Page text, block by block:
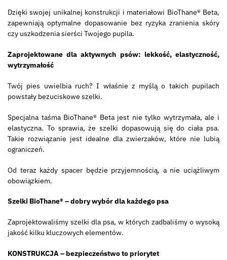
Dzięki swojej unikalnej konstrukcji i materiałowi BioThane® Beta,
zapewniają optymalne dopasowanie bez ryzyka zranienia skóry
czy uszkodzenia sierści Twojego pupila.
Zaprojektowane dla aktywnych psów: lekkość, elastyczność,
wytrzymałość
Twój pies uwielbia ruch? I właśnie z myślą o takich pupilach
powstały bezuciskowe szelki.
Specjalna taśma BioThane® Beta jest nie tylko wytrzymała, ale i
elastyczna. To sprawia, że szelki dopasowują się do ciała psa.
Takie rozwiązanie jest idealne dla zwierzaków, które nie lubią
ograniczeń.
Od teraz każdy spacer będzie przyjemnością, a nie uciążliwym
obowiązkiem.
Szelki BioThane® – dobry wybór dla każdego psa
Zaprojektowaliśmy szelki dla psa, w których zadbaliśmy o wysoką
jakość kilku kluczowych elementów.
KONSTRUKCJA – bezpieczeństwo to priorytet